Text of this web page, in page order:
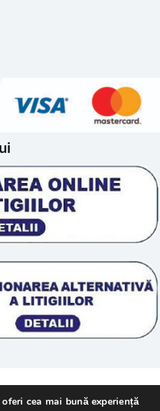
Simile. Toate drepturile
cea mai bună experiență